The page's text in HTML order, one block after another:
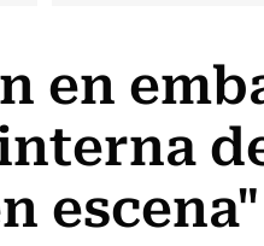
en
escena"